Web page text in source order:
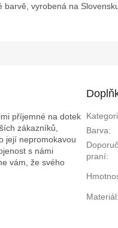
barvě, vyrobená na
příjemné na dotek
zákazníků,
její nepromokavou
s námi
vám, že svého
Barva:
praní:
Materiál: